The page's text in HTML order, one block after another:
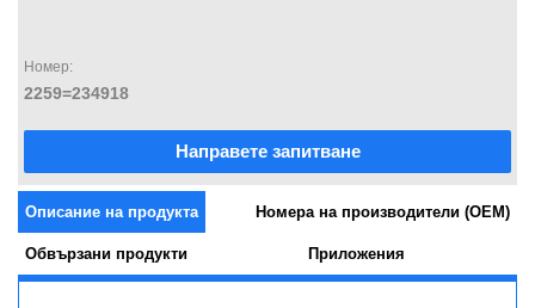
Номер:
2259=234918
Направете запитване
Описание на продукта Номера на производители (OEM)
Обвързани продукти Приложения